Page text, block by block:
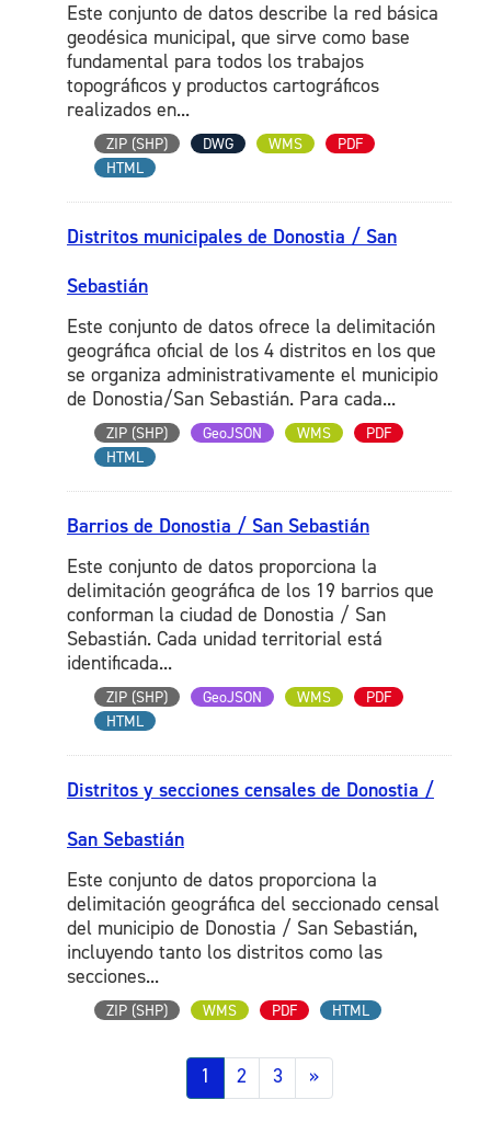
Este conjunto de datos describe la red básica
geodésica municipal, que sirve como base
fundamental para todos los trabajos
topográficos y productos cartográficos
realizados en...
ZIP (SHP) DWG WMS
PDF
HTML
Distritos municipales de Donostia / San
Sebastián
Este conjunto de datos ofrece la delimitación
geográfica oficial de los 4 distritos en los que
se organiza administrativamente el municipio
de Donostia/San Sebastián. Para cada...
ZIP (SHP) GeoJSON WMS
PDF
HTML
Barrios de Donostia / San Sebastián
Este conjunto de datos proporciona la
delimitación geográfica de los 19 barrios que
conforman la ciudad de Donostia / San
Sebastián. Cada unidad territorial está
identificada...
ZIP (SHP) GeoJSON WMS
PDF
HTML
Distritos y secciones censales de Donostia /
San Sebastián
Este conjunto de datos proporciona la
delimitación geográfica del seccionado censal
del municipio de Donostia / San Sebastián,
incluyendo tanto los distritos como las
secciones...
ZIP (SHP) WMS PDF HTML
1 2 3 »